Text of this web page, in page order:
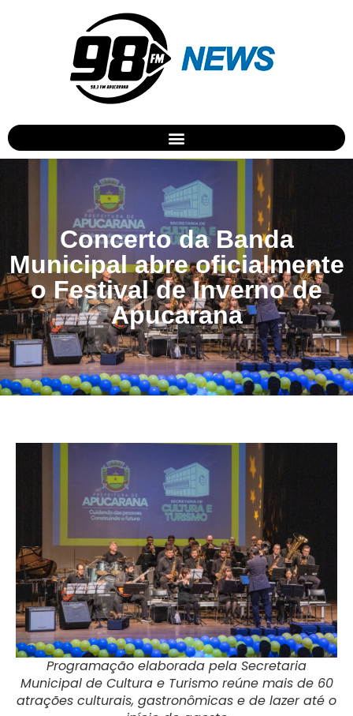
Concerto da Banda
Municipal abre oficialmente
o Festival de Inverno de
Apucarana
Programação elaborada pela Secretaria
Municipal de Cultura e Turismo reúne mais de 60
atrações culturais, gastronômicas e de lazer até o